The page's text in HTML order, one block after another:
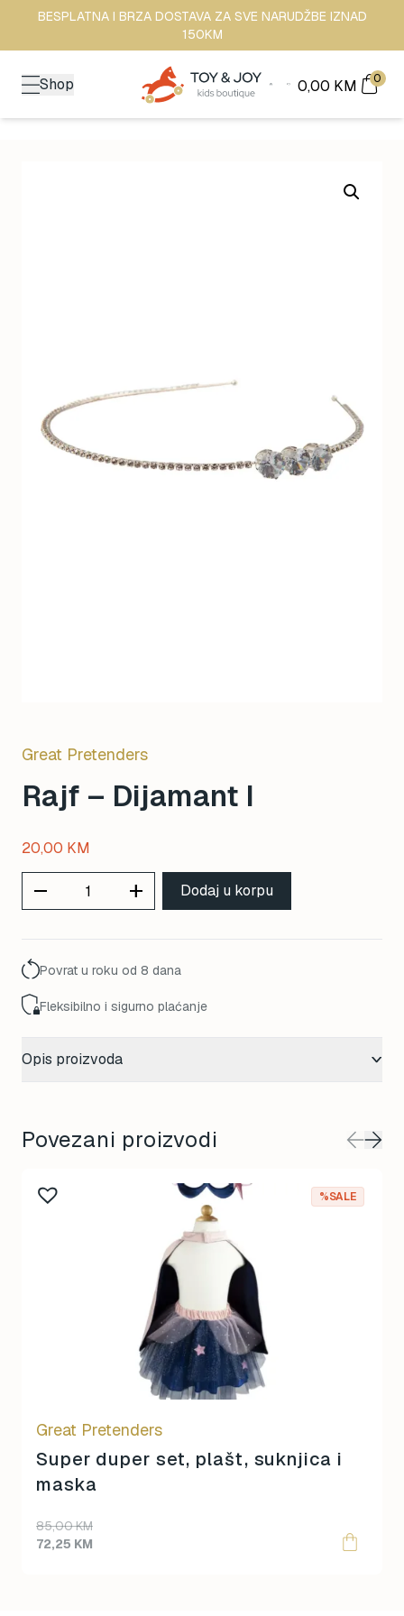
BESPLATNA I BRZA DOSTAVA ZA SVE NARUDŽBE IZNAD
150KM
Shop 0,00 KM 0
Great Pretenders
Rajf – Dijamant I
20,00 KM
remove add Dodaj u korpu
Povrat u roku od 8 dana
Fleksibilno i sigurno plaćanje
Opis proizvoda
Povezani proizvodi
%SALE
Great Pretenders
Super duper set, plašt, suknjica i
maska
85,00KM
72,25 KM
This
the
product
page